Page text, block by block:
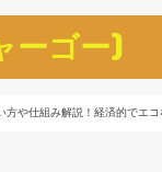
ーゴー)
方や仕組み解説！経済的でエコ